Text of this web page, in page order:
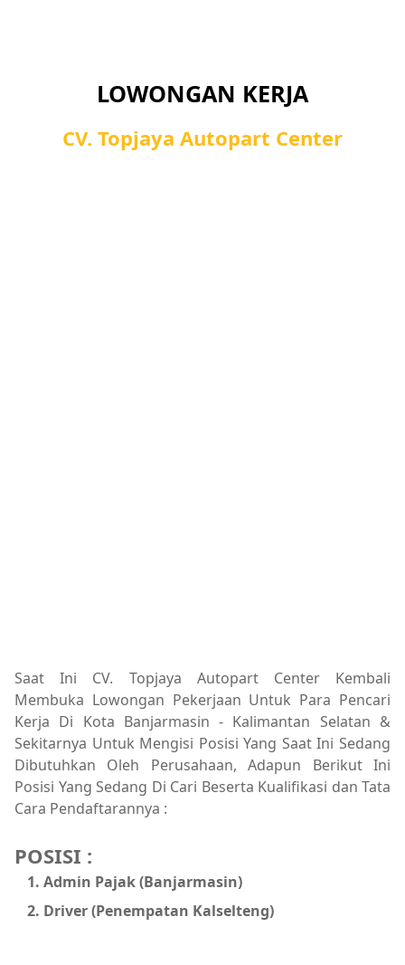
LOWONGAN KERJA
CV. Topjaya Autopart Center
Saat Ini CV. Topjaya Autopart Center Kembali
Membuka Lowongan Pekerjaan Untuk Para Pencari
Kerja Di Kota Banjarmasin - Kalimantan Selatan &
Sekitarnya Untuk Mengisi Posisi Yang Saat Ini Sedang
Dibutuhkan Oleh Perusahaan, Adapun Berikut Ini
Posisi Yang Sedang Di Cari Beserta Kualifikasi dan Tata
Cara Pendaftarannya :
POSISI :
Admin Pajak (Banjarmasin)
Driver (Penempatan Kalselteng)